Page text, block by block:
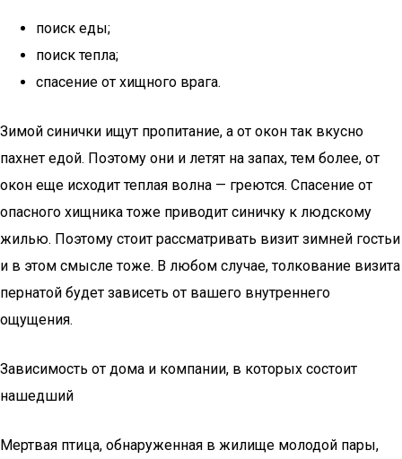
поиск еды;
поиск тепла;
спасение от хищного врага.
Зимой синички ищут пропитание, а от окон так вкусно
пахнет едой. Поэтому они и летят на запах, тем более, от
окон еще исходит теплая волна — греются. Спасение от
опасного хищника тоже приводит синичку к людскому
жилью. Поэтому стоит рассматривать визит зимней гостьи
и в этом смысле тоже. В любом случае, толкование визита
пернатой будет зависеть от вашего внутреннего
ощущения.
Зависимость от дома и компании, в которых состоит
нашедший
Мертвая птица, обнаруженная в жилище молодой пары,